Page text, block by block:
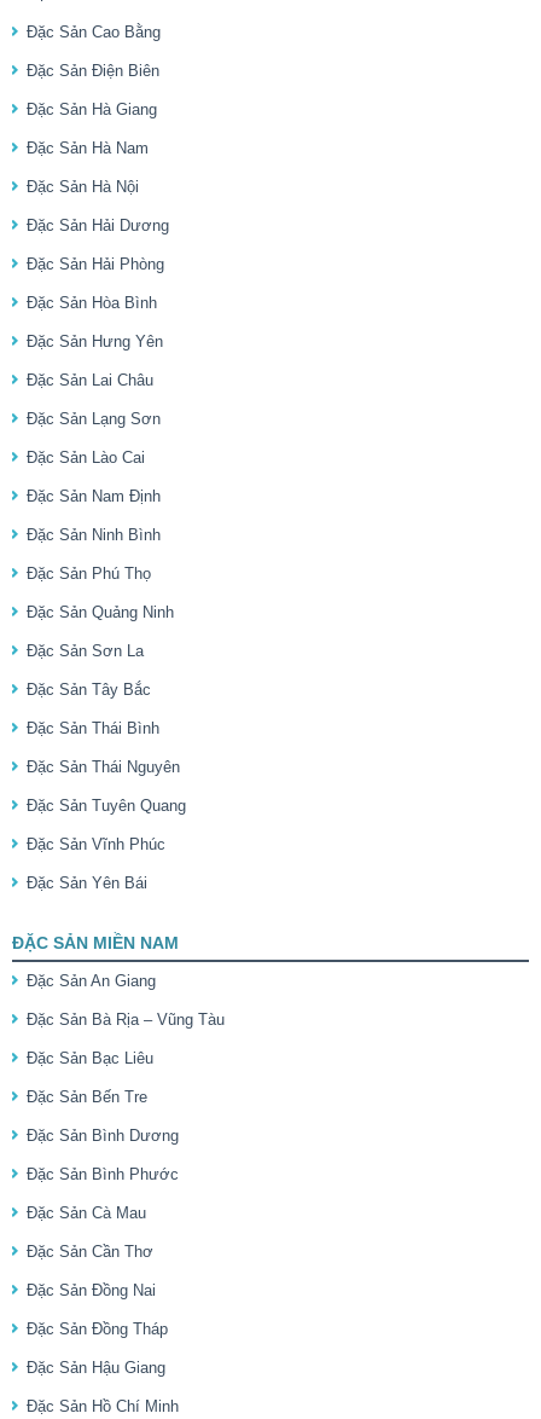
Đặc Sản Cao Bằng
Đặc Sản Điện Biên
Đặc Sản Hà Giang
Đặc Sản Hà Nam
Đặc Sản Hà Nội
Đặc Sản Hải Dương
Đặc Sản Hải Phòng
Đặc Sản Hòa Bình
Đặc Sản Hưng Yên
Đặc Sản Lai Châu
Đặc Sản Lạng Sơn
Đặc Sản Lào Cai
Đặc Sản Nam Định
Đặc Sản Ninh Bình
Đặc Sản Phú Thọ
Đặc Sản Quảng Ninh
Đặc Sản Sơn La
Đặc Sản Tây Bắc
Đặc Sản Thái Bình
Đặc Sản Thái Nguyên
Đặc Sản Tuyên Quang
Đặc Sản Vĩnh Phúc
Đặc Sản Yên Bái
ĐẶC SẢN MIỀN NAM
Đặc Sản An Giang
Đặc Sản Bà Rịa – Vũng Tàu
Đặc Sản Bạc Liêu
Đặc Sản Bến Tre
Đặc Sản Bình Dương
Đặc Sản Bình Phước
Đặc Sản Cà Mau
Đặc Sản Cần Thơ
Đặc Sản Đồng Nai
Đặc Sản Đồng Tháp
Đặc Sản Hậu Giang
Đặc Sản Hồ Chí Minh